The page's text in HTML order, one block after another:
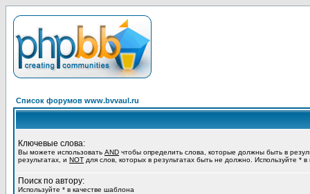
Список форумов www.bvvaul.ru
Ключевые слова:
Вы можете использовать AND чтобы определить слова, которые должны быть в
результатах, и NOT для слов, которых в результатах быть не должно. Используйте *
Поиск по автору:
Используйте * в качестве шаблона